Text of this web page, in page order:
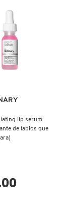
más
lip serum
de labios que